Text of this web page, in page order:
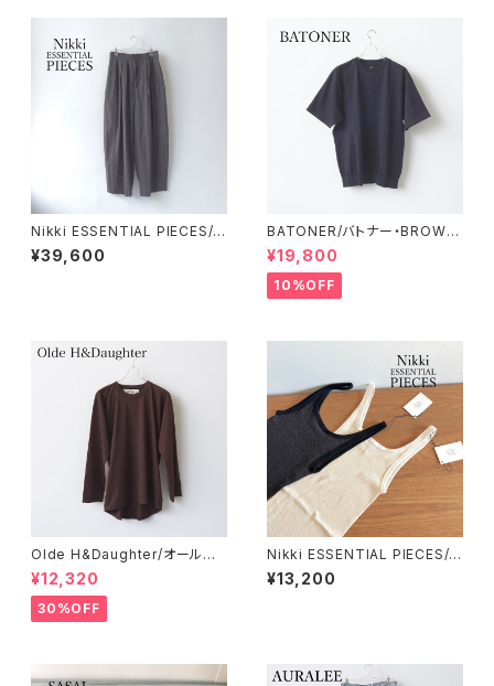
Nikki ESSENTIAL PIECES/ニ
ッキエッセンシャルピーシーズ・
Summer Weight Easy Pant
¥39,600
BATONER/バトナー・BROWSI
NG T-SHIRT
¥19,800
10%OFF
Olde H&Daughter/オールド
エイチアンドドーター・COTTO
N PLAIN STICH L/S
¥12,320
30%OFF
Nikki ESSENTIAL PIECES/ニ
ッキエッセンシャルピーシーズ・
Ultimate Pima Rib Camisol
¥13,200